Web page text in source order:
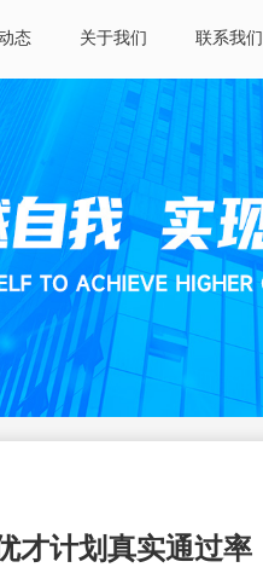
态 关于我们 联系我们
才计划真实通过率